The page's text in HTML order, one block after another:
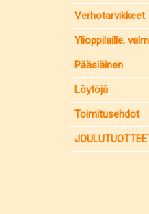
Verhotarvikkeet
Ylioppilaille,
Pääsiäinen
Löytöjä
Toimitusehdot